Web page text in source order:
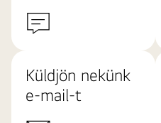
Küldjön nekünk
e-mail-t